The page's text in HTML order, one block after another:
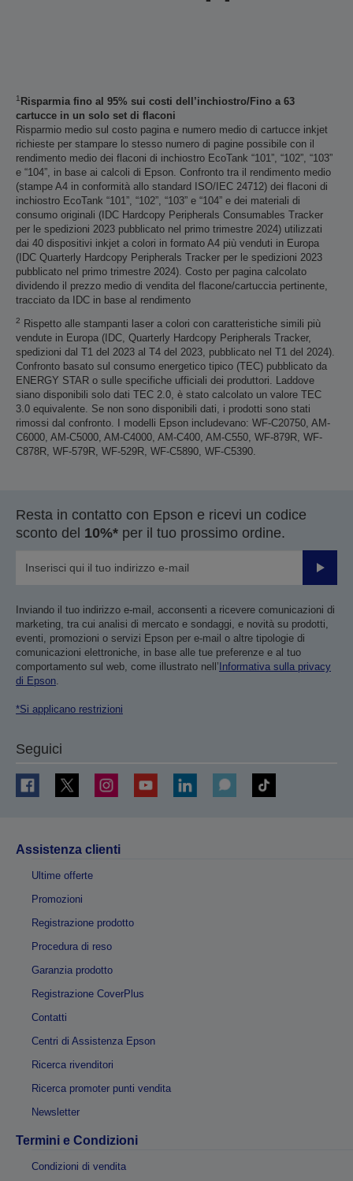
1 Risparmia fino al 95% sui costi dell’inchiostro/Fino a 63
cartucce in un solo set di flaconi
Risparmio medio sul costo pagina e numero medio di cartucce inkjet
richieste per stampare lo stesso numero di pagine possibile con il
rendimento medio dei flaconi di inchiostro EcoTank “101”, “102”, “103”
e “104”, in base ai calcoli di Epson. Confronto tra il rendimento medio
(stampe A4 in conformità allo standard ISO/IEC 24712) dei flaconi di
inchiostro EcoTank “101”, “102”, “103” e “104” e dei materiali di
consumo originali (IDC Hardcopy Peripherals Consumables Tracker
per le spedizioni 2023 pubblicato nel primo trimestre 2024) utilizzati
dai 40 dispositivi inkjet a colori in formato A4 più venduti in Europa
(IDC Quarterly Hardcopy Peripherals Tracker per le spedizioni 2023
pubblicato nel primo trimestre 2024). Costo per pagina calcolato
dividendo il prezzo medio di vendita del flacone/cartuccia pertinente,
tracciato da IDC in base al rendimento
2
Rispetto alle stampanti laser a colori con caratteristiche simili più
vendute in Europa (IDC, Quarterly Hardcopy Peripherals Tracker,
spedizioni dal T1 del 2023 al T4 del 2023, pubblicato nel T1 del 2024).
Confronto basato sul consumo energetico tipico (TEC) pubblicato da
ENERGY STAR o sulle specifiche ufficiali dei produttori. Laddove
siano disponibili solo dati TEC 2.0, è stato calcolato un valore TEC
3.0 equivalente. Se non sono disponibili dati, i prodotti sono stati
rimossi dal confronto. I modelli Epson includevano: WF-C20750, AM-
C6000, AM-C5000, AM-C4000, AM-C400, AM-C550, WF-879R, WF-
C878R, WF-579R, WF-529R, WF-C5890, WF-C5390.
Resta in contatto con Epson e ricevi un codice
sconto del 10%* per il tuo prossimo ordine.
Invia
Inviando il tuo indirizzo e-mail, acconsenti a ricevere comunicazioni di
marketing, tra cui analisi di mercato e sondaggi, e novità su prodotti,
eventi, promozioni o servizi Epson per e-mail o altre tipologie di
comunicazioni elettroniche, in base alle tue preferenze e al tuo
comportamento sul web, come illustrato nell’ Informativa sulla privacy
di Epson.
*Si applicano restrizioni
Seguici
Assistenza clienti
Ultime offerte
Promozioni
Registrazione prodotto
Procedura di reso
Garanzia prodotto
Registrazione CoverPlus
Contatti
Centri di Assistenza Epson
Ricerca rivenditori
Ricerca promoter punti vendita
Newsletter
Termini e Condizioni
Condizioni di vendita